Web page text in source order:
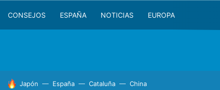
CONSEJOS ESPAÑA NOTICIAS EUROPA
HOY SE HABLA DE
Japón España Cataluña China